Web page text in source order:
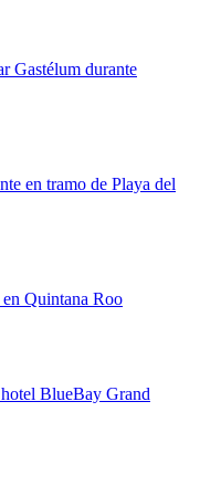
Gastélum durante
en tramo de Playa del
en Quintana Roo
BlueBay Grand